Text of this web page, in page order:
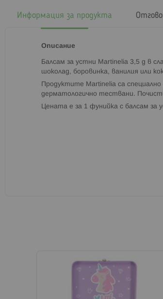
Информация за продукта
Описание
Балсам за устни Martinelia 3,5 g в
шоколад, боровинка, ванилия или
Продуктите Martinelia са
дерматологично тествани.
Цената е за 1 фунийка с балсам за